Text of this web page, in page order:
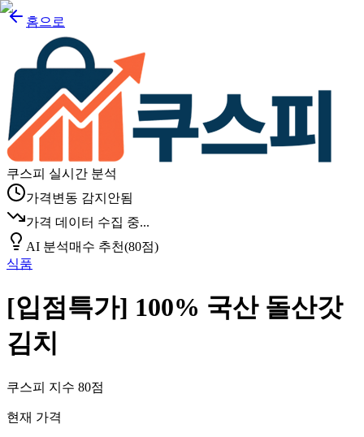
홈으로
쿠스피 실시간 분석
가격변동 감지안됨
가격 데이터 수집 중...
AI 분석매수 추천(80점)
식품
[입점특가] 100% 국산 돌산갓
김치
쿠스피 지수 80점
현재 가격